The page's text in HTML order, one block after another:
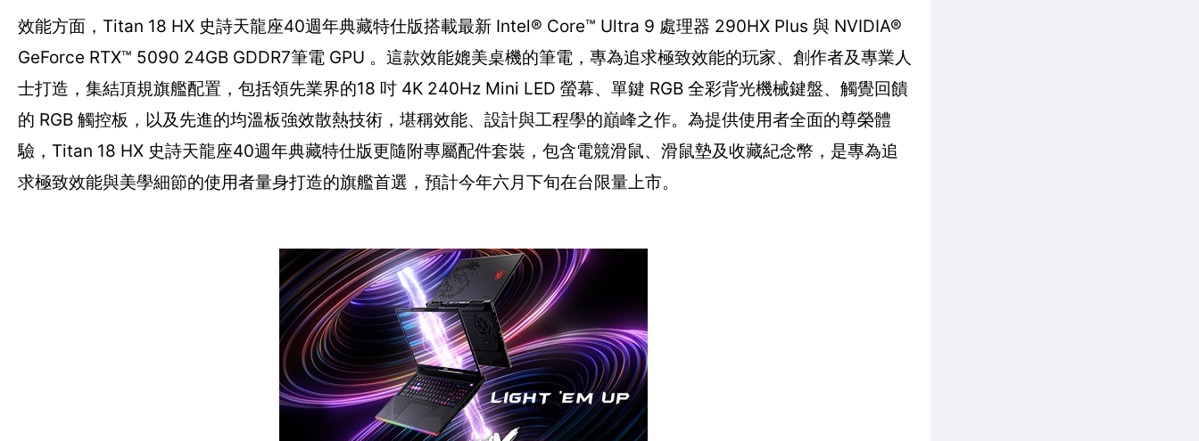
效能方面，Titan 18 HX 史詩天龍座40週年典藏特仕版搭載最新 Intel® Core™ Ultra 9 處理器 290HX Plus 與 NVIDIA®
GeForce RTX™ 5090 24GB GDDR7筆電 GPU 。這款效能媲美桌機的筆電，專為追求極致效能的玩家、創作者及專業人
士打造，集結頂規旗艦配置，包括領先業界的18 吋 4K 240Hz Mini LED 螢幕、單鍵 RGB 全彩背光機械鍵盤、觸覺回饋
的 RGB 觸控板，以及先進的均溫板強效散熱技術，堪稱效能、設計與工程學的巔峰之作。為提供使用者全面的尊榮體
驗，Titan 18 HX 史詩天龍座40週年典藏特仕版更隨附專屬配件套裝，包含電競滑鼠、滑鼠墊及收藏紀念幣，是專為追
求極致效能與美學細節的使用者量身打造的旗艦首選，預計今年六月下旬在台限量上市。